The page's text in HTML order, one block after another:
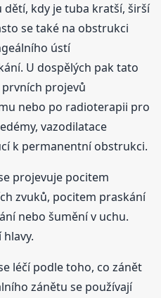
dětí, kdy je tuba kratší, širší
se také na obstrukci
ústí
U dospělých pak tato
projevů
nebo po radioterapii pro
vazodilatace
k permanentní obstrukci.
projevuje pocitem
zvuků, pocitem praskání
nebo šumění v uchu.
léčí podle toho, co zánět
zánětu se používají